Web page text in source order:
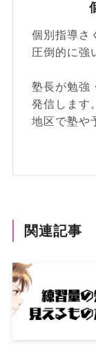
個別指導さ
圧倒的に強
塾長が勉強
発信します
地区で塾や
関連記事